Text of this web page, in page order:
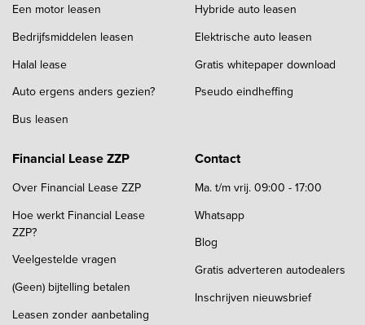
Een motor leasen
Bedrijfsmiddelen leasen
Halal lease
Auto ergens anders gezien?
Bus leasen
Hybride auto leasen
Elektrische auto leasen
Gratis whitepaper download
Pseudo eindheffing
Financial Lease ZZP
Over Financial Lease ZZP
Hoe werkt Financial Lease
ZZP?
Veelgestelde vragen
(Geen) bijtelling betalen
Leasen zonder aanbetaling
Contact
Ma. t/m vrij. 09:00 - 17:00
Whatsapp
Blog
Gratis adverteren autodealers
Inschrijven nieuwsbrief